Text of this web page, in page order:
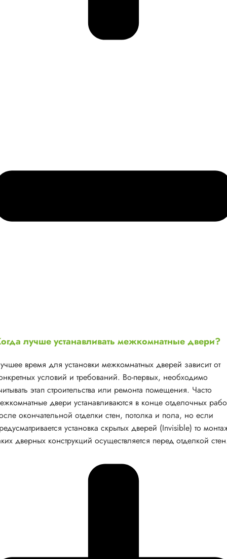
лучше устанавливать межкомнатные двери?
время для установки межкомнатных дверей зависит от
условий и требований. Во-первых, необходимо
этап строительства или ремонта помещения. Часто
двери устанавливаются в конце отделочных
окончательной отделки стен, потолка и пола, но если
установка скрытых дверей (Invisible) то
дверных конструкций осуществляется перед отделкой